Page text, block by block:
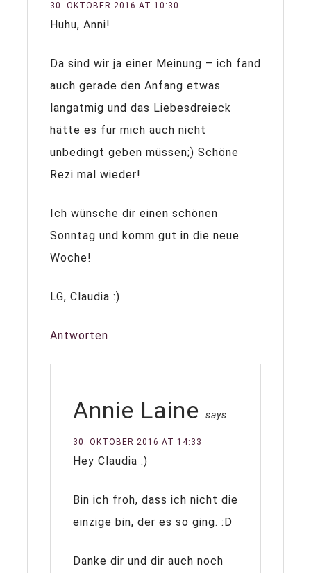
30. OKTOBER 2016 AT 10:30
Huhu, Anni!
Da sind wir ja einer Meinung – ich fand
auch gerade den Anfang etwas
langatmig und das Liebesdreieck
hätte es für mich auch nicht
unbedingt geben müssen;) Schöne
Rezi mal wieder!
Ich wünsche dir einen schönen
Sonntag und komm gut in die neue
Woche!
LG, Claudia :)
Antworten
Annie Laine says
30. OKTOBER 2016 AT 14:33
Hey Claudia :)
Bin ich froh, dass ich nicht die
einzige bin, der es so ging. :D
Danke dir und dir auch noch